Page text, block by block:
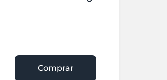
Comprar